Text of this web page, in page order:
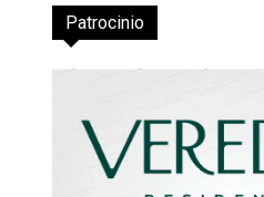
Patrocinio